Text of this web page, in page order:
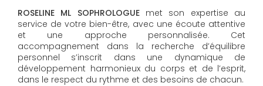
ROSELINE ML SOPHROLOGUEmet son expertise au
service de votre bien-être, avec une écoute attentive
et une approche personnalisée. Cet
accompagnement dans la recherche d’équilibre
personnel s’inscrit dans une dynamique de
développement harmonieux du corps et de l’esprit,
dans le respect du rythme et des besoins de chacun.